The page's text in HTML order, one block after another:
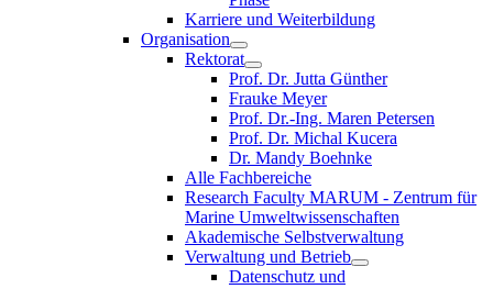
Karriere und Weiterbildung
Organisation
Rektorat
Prof. Dr. Jutta Günther
Frauke Meyer
Prof. Dr.-Ing. Maren Petersen
Prof. Dr. Michal Kucera
Dr. Mandy Boehnke
Alle Fachbereiche
Research Faculty MARUM - Zentrum für
Marine Umweltwissenschaften
Akademische Selbstverwaltung
Verwaltung und Betrieb
Datenschutz und